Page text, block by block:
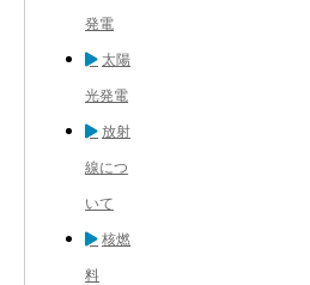
発電
太陽
光発電
放射
線につ
いて
核燃
料